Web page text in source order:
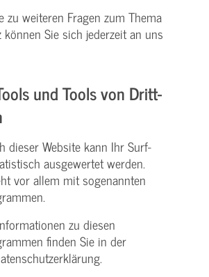
zu weiteren Fragen zum Thema
können Sie sich jederzeit an uns
und Tools von Dritt­
dieser Website kann Ihr Surf-
ausgewertet werden.
vor allem mit sogenannten
zu diesen
finden Sie in der